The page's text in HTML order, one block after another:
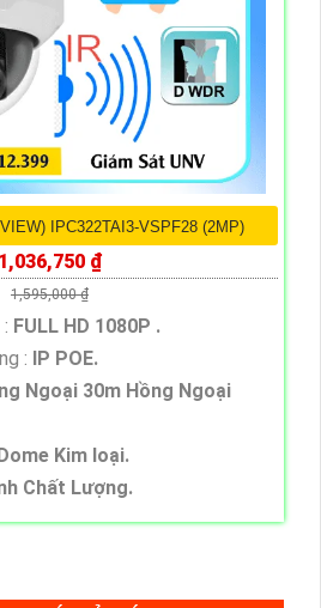
IPC322TAI3-VSPF28 (2MP)
1,036,750 ₫
1,595,000 ₫
FULL HD 1080P .
:
IP POE.
Ngoại 30m Hồng Ngoại
Dome Kim loại.
Chất Lượng.